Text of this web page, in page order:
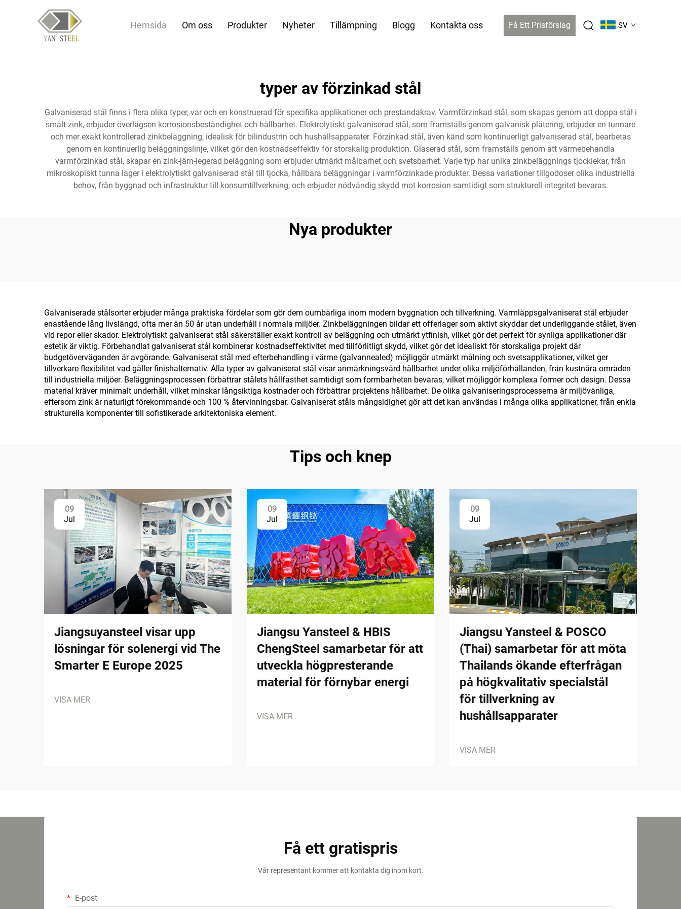
Hemsida Om oss Produkter Nyheter Tillämpning Blogg Kontakta oss Få Ett Prisförslag SV
typer av förzinkad stål
Galvaniserad stål finns i flera olika typer, var och en konstruerad för specifika applikationer och prestandakrav. Varmförzinkad stål, som skapas genom att doppa stål i
smält zink, erbjuder överlägsen korrosionsbeständighet och hållbarhet. Elektrolytiskt galvaniserad stål, som framställs genom galvanisk plätering, erbjuder en tunnare
och mer exakt kontrollerad zinkbeläggning, idealisk för bilindustrin och hushållsapparater. Förzinkad stål, även känd som kontinuerligt galvaniserad stål, bearbetas
genom en kontinuerlig beläggningslinje, vilket gör den kostnadseffektiv för storskalig produktion. Glaserad stål, som framställs genom att värmebehandla
varmförzinkad stål, skapar en zink-järn-legerad beläggning som erbjuder utmärkt målbarhet och svetsbarhet. Varje typ har unika zinkbeläggnings tjocklekar, från
mikroskopiskt tunna lager i elektrolytiskt galvaniserad stål till tjocka, hållbara beläggningar i varmförzinkade produkter. Dessa variationer tillgodoser olika industriella
behov, från byggnad och infrastruktur till konsumtillverkning, och erbjuder nödvändig skydd mot korrosion samtidigt som strukturell integritet bevaras.
Nya produkter
Galvaniserade stålsorter erbjuder många praktiska fördelar som gör dem oumbärliga inom modern byggnation och tillverkning. Varmläppsgalvaniserat stål erbjuder
enastående lång livslängd, ofta mer än 50 år utan underhåll i normala miljöer. Zinkbeläggningen bildar ett offerlager som aktivt skyddar det underliggande stålet, även
vid repor eller skador. Elektrolytiskt galvaniserat stål säkerställer exakt kontroll av beläggning och utmärkt ytfinish, vilket gör det perfekt för synliga applikationer där
estetik är viktig. Förbehandlat galvaniserat stål kombinerar kostnadseffektivitet med tillförlitligt skydd, vilket gör det idealiskt för storskaliga projekt där
budgetöverväganden är avgörande. Galvaniserat stål med efterbehandling i värme (galvannealed) möjliggör utmärkt målning och svetsapplikationer, vilket ger
tillverkare flexibilitet vad gäller finishalternativ. Alla typer av galvaniserat stål visar anmärkningsvärd hållbarhet under olika miljöförhållanden, från kustnära områden
till industriella miljöer. Beläggningsprocessen förbättrar stålets hållfasthet samtidigt som formbarheten bevaras, vilket möjliggör komplexa former och design. Dessa
material kräver minimalt underhåll, vilket minskar långsiktiga kostnader och förbättrar projektens hållbarhet. De olika galvaniseringsprocesserna är miljövänliga,
eftersom zink är naturligt förekommande och 100 % återvinningsbar. Galvaniserat ståls mångsidighet gör att det kan användas i många olika applikationer, från enkla
strukturella komponenter till sofistikerade arkitektoniska element.
Tips och knep
09
Jul
Jiangsuyansteel visar upp
lösningar för solenergi vid The
Smarter E Europe 2025
VISA MER
09
Jul
Jiangsu Yansteel & HBIS
ChengSteel samarbetar för att
utveckla högpresterande
material för förnybar energi
VISA MER
09
Jul
Jiangsu Yansteel & POSCO
(Thai) samarbetar för att möta
Thailands ökande efterfrågan
på högkvalitativ specialstål
för tillverkning av
hushållsapparater
VISA MER
Få ett gratispris
Vår representant kommer att kontakta dig inom kort.
E-post